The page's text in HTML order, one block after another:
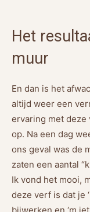
Het
muur
En dan is het
altijd weer een
ervaring met deze
op. Na een dag
ons geval was de
zaten een aantal
Ik vond het mooi,
deze verf is dat je